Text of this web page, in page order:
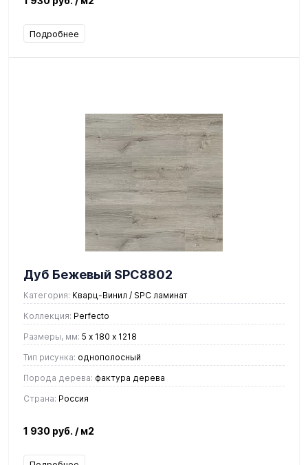
Подробнее
Дуб Бежевый SPC8802
Категория: Кварц-Винил / SPC ламинат
Коллекция: Perfecto
Размеры, мм: 5 х 180 х 1218
Тип рисунка: однополосный
Порода дерева: фактура дерева
Страна: Россия
1 930 руб. / м2